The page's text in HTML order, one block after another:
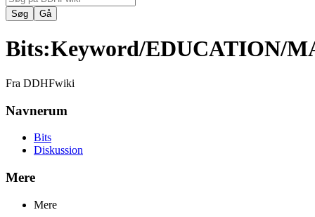
Bits:Keyword/EDUCATION/
Fra DDHFwiki
Navnerum
Bits
Diskussion
Mere
Mere